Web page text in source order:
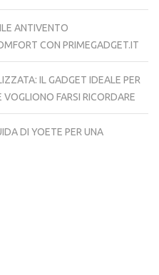
ANTIVENTO
CON PRIMEGADGET.IT
IL GADGET IDEALE PER
FARSI RICORDARE
DI YOETE PER UNA